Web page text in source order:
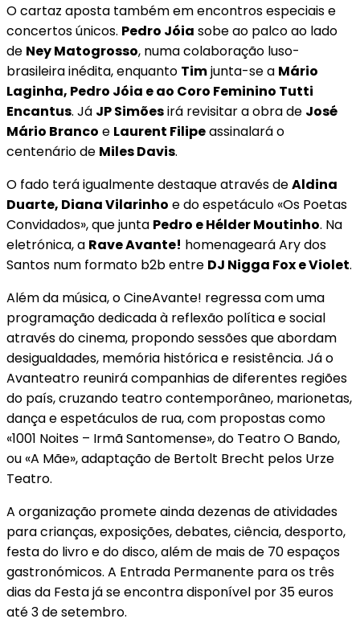
O cartaz aposta também em encontros especiais e
concertos únicos. Pedro Jóia sobe ao palco ao lado
de Ney Matogrosso, numa colaboração luso-
brasileira inédita, enquanto Timjunta-se a Mário
Laginha, Pedro Jóia e ao Coro Feminino Tutti
Encantus. Já JP Simõesirá revisitar a obra de José
Mário Branco e Laurent Filipeassinalará o
centenário de Miles Davis.
O fado terá igualmente destaque através deAldina
Duarte, Diana Vilarinho e do espetáculo «Os Poetas
Convidados», que junta Pedro e Hélder Moutinho. Na
eletrónica, a Rave Avante! homenageará Ary dos
Santos num formato b2b entre DJ Nigga Fox e Violet.
Além da música, o CineAvante! regressa com uma
programação dedicada à reflexão política e social
através do cinema, propondo sessões que abordam
desigualdades, memória histórica e resistência. Já o
Avanteatro reunirá companhias de diferentes regiões
do país, cruzando teatro contemporâneo, marionetas,
dança e espetáculos de rua, com propostas como
«1001 Noites – Irmã Santomense», do Teatro O Bando,
ou «A Mãe», adaptação de Bertolt Brecht pelos Urze
Teatro.
A organização promete ainda dezenas de atividades
para crianças, exposições, debates, ciência, desporto,
festa do livro e do disco, além de mais de 70 espaços
gastronómicos. A Entrada Permanente para os três
dias da Festa já se encontra disponível por 35 euros
até 3 de setembro.